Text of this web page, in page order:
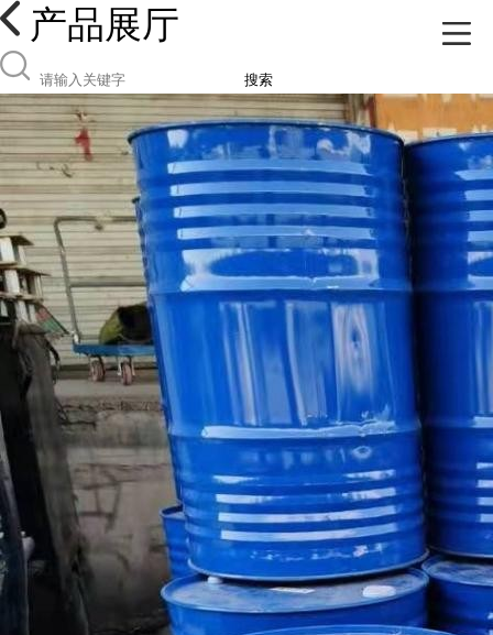
产品展厅
搜索